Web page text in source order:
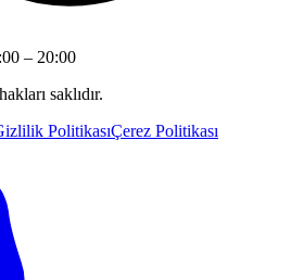
– 20:00
saklıdır.
PolitikasıÇerez Politikası